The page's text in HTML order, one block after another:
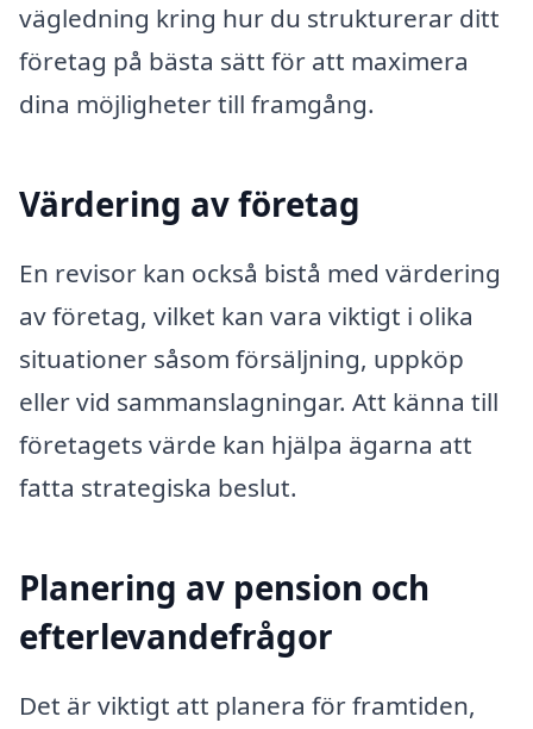
vägledning kring hur du strukturerar ditt
företag på bästa sätt för att maximera
dina möjligheter till framgång.
Värdering av företag
En revisor kan också bistå med värdering
av företag, vilket kan vara viktigt i olika
situationer såsom försäljning, uppköp
eller vid sammanslagningar. Att känna till
företagets värde kan hjälpa ägarna att
fatta strategiska beslut.
Planering av pension och
efterlevandefrågor
Det är viktigt att planera för framtiden,